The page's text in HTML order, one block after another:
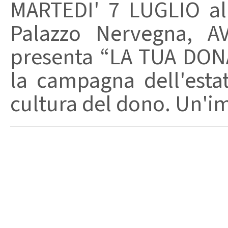
MARTEDI' 7 LUGLIO
Palazzo Nervegna,
presenta “LA TUA
la campagna
cultura del dono.